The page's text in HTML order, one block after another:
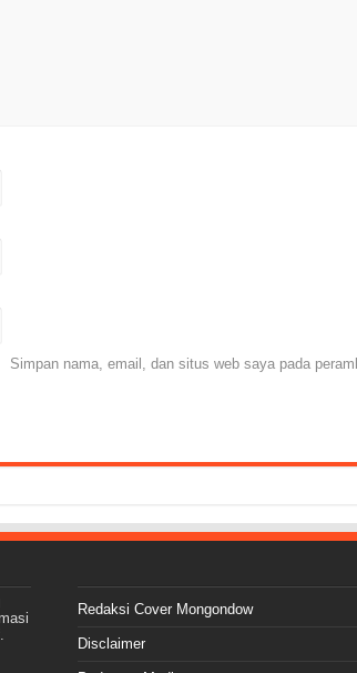
Simpan nama, email, dan situs web saya pada
Redaksi Cover Mongondow
Disclaimer